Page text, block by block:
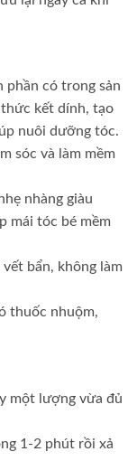
phần có trong sản
kết dính, tạo
nuôi dưỡng tóc.
sóc và làm mềm
nhàng giàu
mái tóc bé mềm
bẩn, không làm
thuốc nhuộm,
một lượng vừa đủ
1-2 phút rồi xả